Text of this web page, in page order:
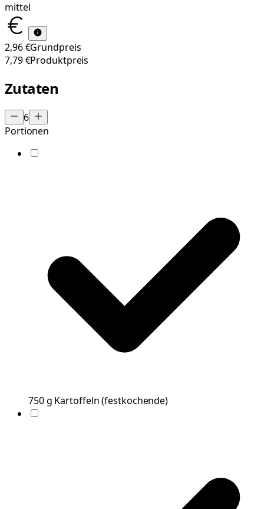
mittel
2,96 €Grundpreis
7,79 €Produktpreis
Zutaten
6
Portionen
750g Kartoffeln(festkochende)